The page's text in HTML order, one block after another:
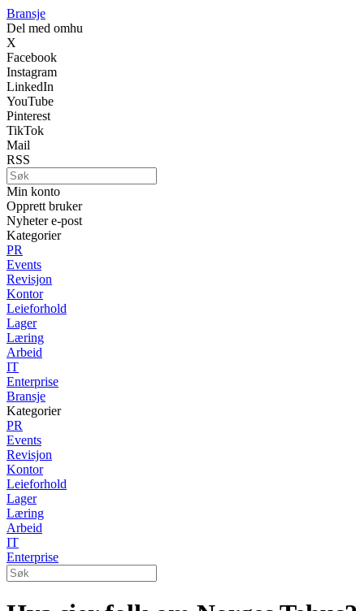
Bransje
Del med omhu
X
Facebook
Instagram
LinkedIn
YouTube
Pinterest
TikTok
Mail
RSS
Min konto
Opprett bruker
Nyheter e-post
Kategorier
PR
Events
Revisjon
Kontor
Leieforhold
Lager
Læring
Arbeid
IT
Enterprise
Bransje
Kategorier
PR
Events
Revisjon
Kontor
Leieforhold
Lager
Læring
Arbeid
IT
Enterprise